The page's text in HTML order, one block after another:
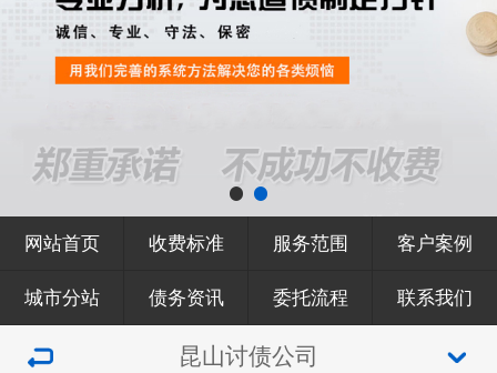
网站首页 收费标准 服务范围 客户案例
城市分站 债务资讯 委托流程 联系我们
昆山讨债公司